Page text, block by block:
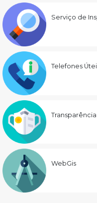
Serviço de
Telefones
Transparência
WebGis